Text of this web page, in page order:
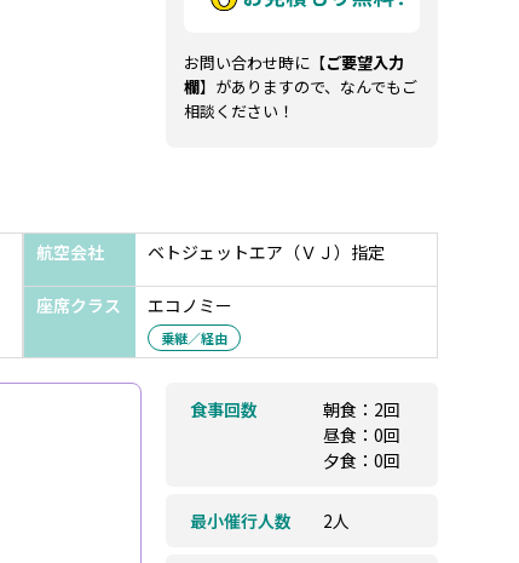
お問い合わせ時に【ご要望入力
欄】がありますので、なんでもご
相談ください！
航空会社 ベトジェットエア（ＶＪ）指定
座席クラス エコノミー
乗継／経由
食事回数
朝食：2回
昼食：0回
夕食：0回
最小催行人数 2人